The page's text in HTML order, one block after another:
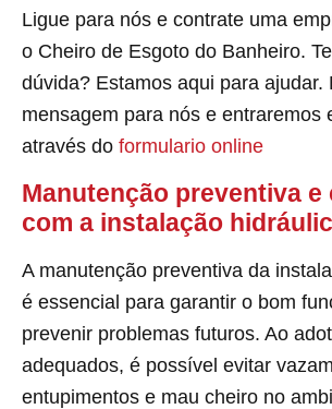
Ligue para nós e contrate uma
o Cheiro de Esgoto do Banheiro.
dúvida? Estamos aqui para ajudar.
mensagem para nós e entraremos
através do formulario online
Manutenção preventiva e
com a instalação
A manutenção preventiva da
é essencial para garantir o bom
prevenir problemas futuros. Ao
adequados, é possível evitar
entupimentos e mau cheiro no